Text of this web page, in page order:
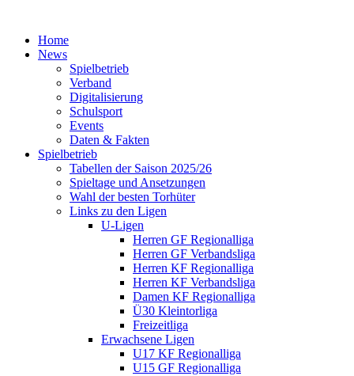
Home
News
Spielbetrieb
Verband
Digitalisierung
Schulsport
Events
Daten & Fakten
Spielbetrieb
Tabellen der Saison 2025/26
Spieltage und Ansetzungen
Wahl der besten Torhüter
Links zu den Ligen
U-Ligen
Herren GF Regionalliga
Herren GF Verbandsliga
Herren KF Regionalliga
Herren KF Verbandsliga
Damen KF Regionalliga
Ü30 Kleintorliga
Freizeitliga
Erwachsene Ligen
U17 KF Regionalliga
U15 GF Regionalliga